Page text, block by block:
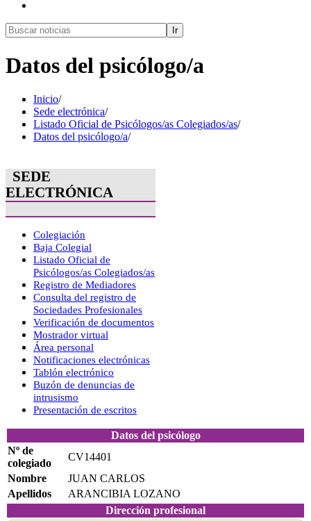
Ir
Datos del psicólogo/a
Inicio/
Sede electrónica/
Listado Oficial de Psicólogos/as Colegiados/as/
Datos del psicólogo/a/
SEDE
ELECTRÓNICA
Colegiación
Baja Colegial
Listado Oficial de
Psicólogos/as Colegiados/as
Registro de Mediadores
Consulta del registro de
Sociedades Profesionales
Verificación de documentos
Mostrador virtual
Área personal
Notificaciones electrónicas
Tablón electrónico
Buzón de denuncias de
intrusismo
Presentación de escritos
Datos del psicólogo
Nº de
colegiado
CV14401
Nombre
JUAN CARLOS
Apellidos
ARANCIBIA LOZANO
Dirección profesional